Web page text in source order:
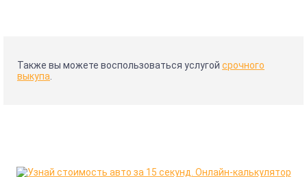
Также вы можете воспользоваться услугой срочного
выкупа.